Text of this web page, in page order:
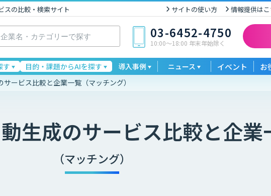
スの比較・検索サイト サイトの使い方 情報提供は
03-6452-4750
10:00〜18:00 年末年始除く
す 目的・課題からAIを探す 導入事例 ニュース イベント お
ービス比較と企業一覧（マッチング）
生成のサービス比較と企業
（マッチング）